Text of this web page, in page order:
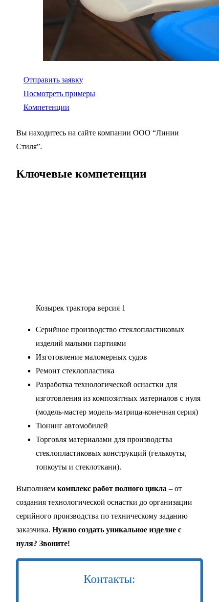
Отправить заявку
Посмотреть примеры
Компетенции
Вы находитесь на сайте компании ООО “Линии
Стиля”.
Ключевые компетенции
Козырек трактора версия 1
Серийное производство стеклопластиковых
изделий малыми партиями
Изготовление маломерных судов
Ремонт стеклопластика
Разработка технологической оснастки для
изготовления из композитных материалов с нуля
(модель-мастер модель-матрица-конечная серия)
Тюнинг автомобилей
Торговля материалами для производства
стеклопластиковых конструкций (гелькоуты,
топкоуты и стеклоткани).
Выполняем комплекс работ полного цикла – от
создания технологической оснастки до организации
серийного производства по техническому заданию
заказчика. Нужно создать уникальное изделие с
нуля? Звоните!
Контакты: